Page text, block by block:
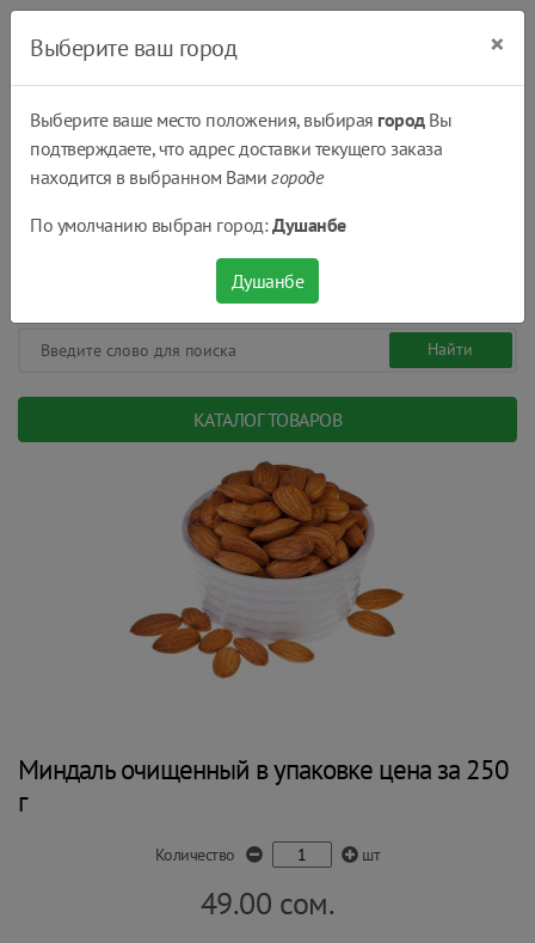
КАТАЛОГ ТОВАРОВ
Миндаль очищенный в упаковке цена за 250
г
Количество шт
49.00 сом.
Выберите ваш город ×
Выберите ваше место положения, выбирая городВы
подтверждаете, что адрес доставки текущего заказа
находится в выбранном Вамигороде
По умолчанию выбран город:Душанбе
Душанбе